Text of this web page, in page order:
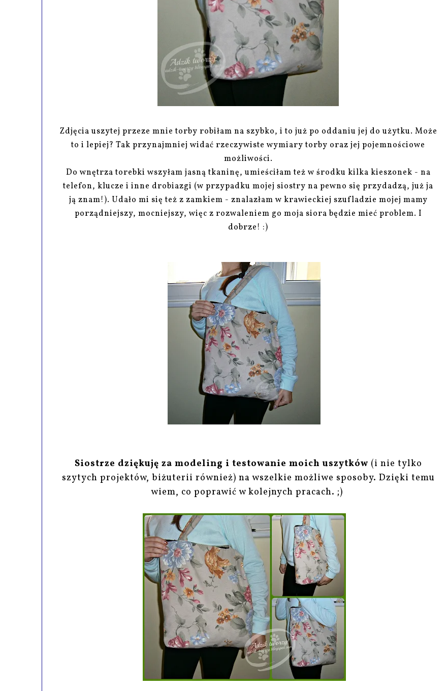
Zdjęcia uszytej przeze mnie torby robiłam na szybko, i to już po oddaniu jej do użytku. Może
to i lepiej? Tak przynajmniej widać rzeczywiste wymiary torby oraz jej pojemnościowe
możliwości.
Do wnętrza torebki wszyłam jasną tkaninę, umieściłam też w środku kilka kieszonek - na
telefon, klucze i inne drobiazgi (w przypadku mojej siostry na pewno się przydadzą, już ja
ją znam!). Udało mi się też z zamkiem - znalazłam w krawieckiej szufladzie mojej mamy
porządniejszy, mocniejszy, więc z rozwaleniem go moja siora będzie mieć problem. I
dobrze! :)
Siostrze dziękuję za modeling i testowanie moich uszytków (i nie tylko
szytych projektów, biżuterii również) na wszelkie możliwe sposoby. Dzięki temu
wiem, co poprawić w kolejnych pracach. ;)